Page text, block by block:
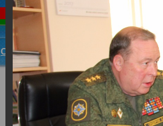
Структура ОДКБ Новости
Тактико-специальное учение
05.10.2017